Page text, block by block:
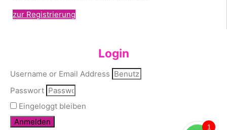
1
zur Registrierung
Login
Username or Email Address
Passwort
Eingeloggt bleiben
Anmelden